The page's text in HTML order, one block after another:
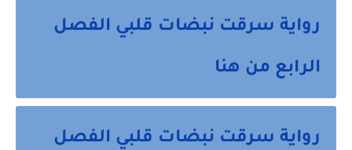
رواية سرقت نبضات قلبي الفصل
الرابع من هنا
رواية سرقت نبضات قلبي الفصل